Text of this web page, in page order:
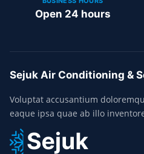
Open 24 hours
Sejuk Air Conditioning &
Voluptat accusantium
eaque ipsa quae ab illo